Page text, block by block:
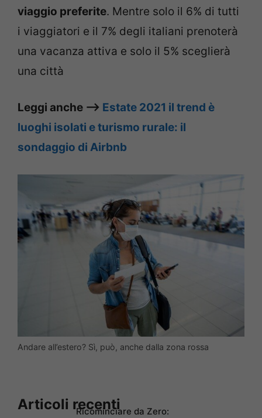
viaggio preferite. Mentre solo il 6% di tutti
i viaggiatori e il 7% degli italiani prenoterà
una vacanza attiva e solo il 5% sceglierà
una città
Leggi anche –> Estate 2021 il trend è
luoghi isolati e turismo rurale: il
sondaggio di Airbnb
Andare all’estero? Sì, può, anche dalla zona rossa
Articoli recentiRicominciare da Zero: